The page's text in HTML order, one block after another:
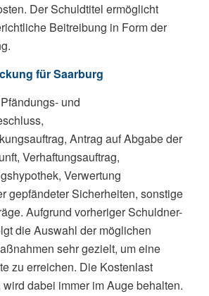
Der Schuldtitel ermöglicht
Beitreibung in Form der
für Saarburg
und
Antrag auf Abgabe der
Verhaftungsauftrag,
Verwertung
gepfändeter Sicherheiten, sonstige
Aufgrund vorheriger Schuldner-
die Auswahl der möglichen
sehr gezielt, um eine
zu erreichen. Die Kostenlast
dabei immer im Auge behalten.